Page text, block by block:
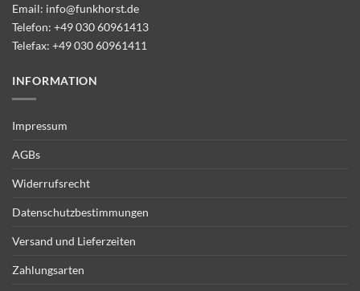
Email: info@funkhorst.de
Telefon: +49 030 60961413
Telefax: +49 030 60961411
INFORMATION
Impressum
AGBs
Widerrufsrecht
Datenschutzbestimmungen
Versand und Lieferzeiten
Zahlungsarten